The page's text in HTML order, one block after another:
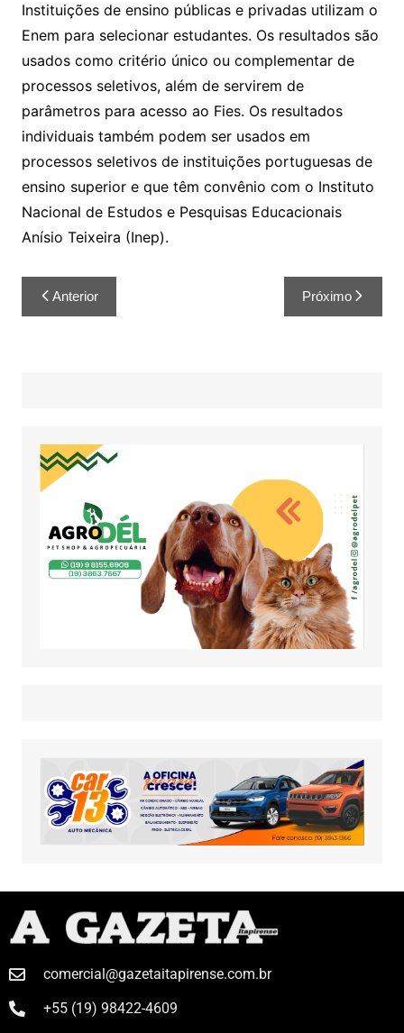
Instituições de ensino públicas e privadas utilizam o
Enem para selecionar estudantes. Os resultados são
usados como critério único ou complementar de
processos seletivos, além de servirem de
parâmetros para acesso ao Fies. Os resultados
individuais também podem ser usados em
processos seletivos de instituições portuguesas de
ensino superior e que têm convênio com o Instituto
Nacional de Estudos e Pesquisas Educacionais
Anísio Teixeira (Inep).
Anterior Próximo
comercial@gazetaitapirense.com.br
+55 (19) 98422-4609